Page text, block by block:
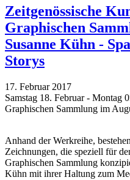
Zeitgenössische
Graphischen
Susanne Kühn -
Storys
17. Februar 2017
Samstag 18. Februar - Montag
Graphischen Sammlung im
Anhand der Werkreihe,
Zeichnungen, die speziell für
Graphischen Sammlung
Kühn mit ihrer Haltung zum